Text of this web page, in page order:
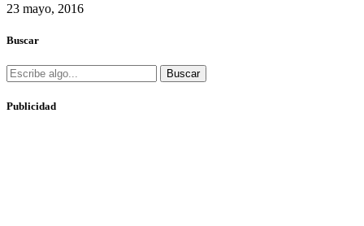
23 mayo, 2016
Buscar
Buscar
Publicidad